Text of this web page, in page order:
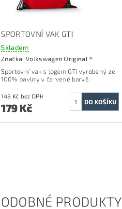
SPORTOVNÍ VAK GTI
Skladem
Značka: Volkswagen Original ®
Sportovní vak s logem GTI vyrobený ze
100% bavlny v červené barvě.
148 Kč bez DPH
179 Kč
PRODUKTY